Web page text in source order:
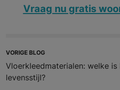
Vraag nu gratis
VORIGE BLOG
Vloerkleedmaterialen: welke
levensstijl?